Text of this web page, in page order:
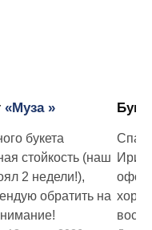
«Муза »
букета
стойкость (наш
2 недели!),
обратить на